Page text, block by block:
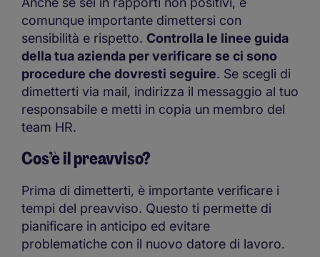
comunque importante dimettersi con
sensibilità e rispetto. Controlla le linee guida
della tua azienda per verificare se ci sono
procedure che dovresti seguire. Se scegli di
dimetterti via mail, indirizza il messaggio al tuo
responsabile e metti in copia un membro del
team HR.
Cos’è il preavviso?
Prima di dimetterti, è importante verificare i
tempi del preavviso. Questo ti permette di
pianificare in anticipo ed evitare
problematiche con il nuovo datore di lavoro.